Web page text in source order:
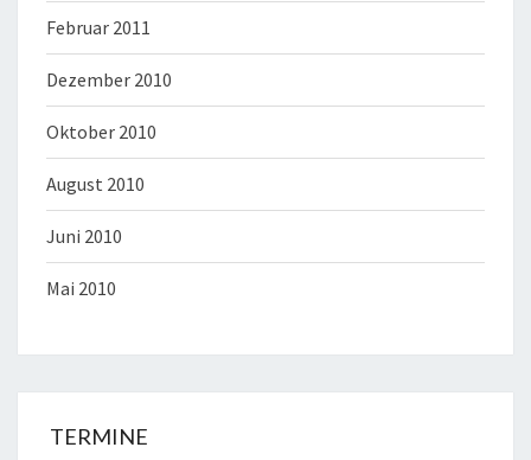
Februar 2011
Dezember 2010
Oktober 2010
August 2010
Juni 2010
Mai 2010
TERMINE